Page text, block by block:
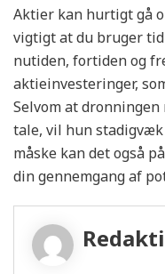
Aktier kan hurtigt gå
vigtigt at du bruger
nutiden, fortiden og
aktieinvesteringer,
Selvom at
tale, vil hun
måske kan det også
din gennemgang af